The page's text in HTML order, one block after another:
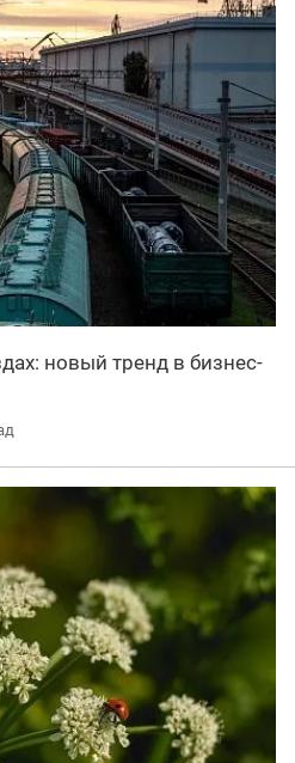
новый тренд в бизнес-